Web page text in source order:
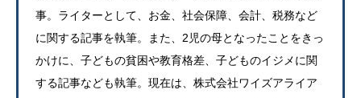
事。ライターとして、お金、社会保障、会計、税務など
に関する記事を執筆。また、2児の母となったことをきっ
かけに、子どもの貧困や教育格差、子どものイジメに関
する記事なども執筆。現在は、株式会社ワイズアライア